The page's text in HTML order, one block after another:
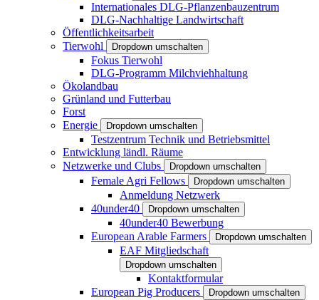
Internationales DLG-Pflanzenbauzentrum
DLG-Nachhaltige Landwirtschaft
Öffentlichkeitsarbeit
Tierwohl
Dropdown umschalten
Fokus Tierwohl
DLG-Programm Milchviehhaltung
Ökolandbau
Grünland und Futterbau
Forst
Energie
Dropdown umschalten
Testzentrum Technik und Betriebsmittel
Entwicklung ländl. Räume
Netzwerke und Clubs
Dropdown umschalten
Female Agri Fellows Dropdown umschalten
Anmeldung Netzwerk
40under40
Dropdown umschalten
40under40 Bewerbung
European Arable Farmers
Dropdown umschalten
EAF Mitgliedschaft
Dropdown umschalten
Kontaktformular
European Pig Producers
Dropdown umschalten